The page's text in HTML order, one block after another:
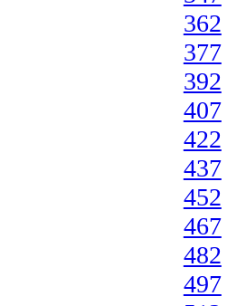
362
377
392
407
422
437
452
467
482
497